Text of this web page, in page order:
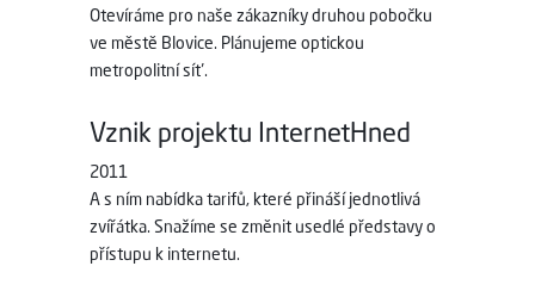
Otevíráme pro naše zákazníky druhou pobočku
ve městě Blovice. Plánujeme optickou
metropolitní síť.
Vznik projektu InternetHned
2011
A s ním nabídka tarifů, které přináší jednotlivá
zvířátka. Snažíme se změnit usedlé představy o
přístupu k internetu.